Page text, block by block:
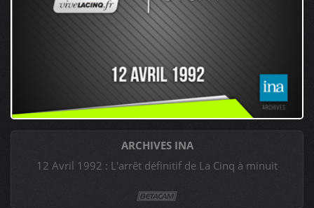
ARCHIVES INA
12 Avril 1992 : L'arrêt définitif de La Cinq à minuit